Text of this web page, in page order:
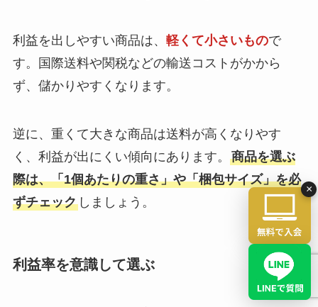
利益を出しやすい商品は、 軽くて小さいもので
す。国際送料や関税などの輸送コストがかから
ず、儲かりやすくなります。
逆に、重くて大きな商品は送料が高くなりやす
く、利益が出にくい傾向にあります。 商品を選ぶ
際は、「1個あたりの重さ」や「梱包サイズ」を必
ずチェックしましょう。
利益率を意識して選ぶ
×